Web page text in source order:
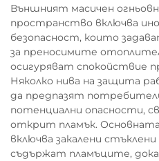
Външният масичен
пространство включва
безопасност, които
за преносимите
осигуряват спокойствие
Няколко нива на защита
да предпазят
потенциални опасности,
открит пламък.
включва закалени
съдържат пламъците,